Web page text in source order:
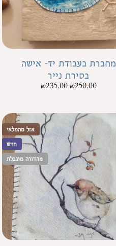
מחברת בעבודת יד- אישה
בסירת נייר
₪250.00
₪235.00
אזל מהמלאי
חדש
מהדורה מוגבלת